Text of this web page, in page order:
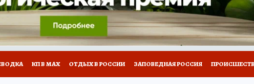
КП В МАХ ОТДЫХ В РОССИИ ЗАПОВЕДНАЯ РОССИЯ